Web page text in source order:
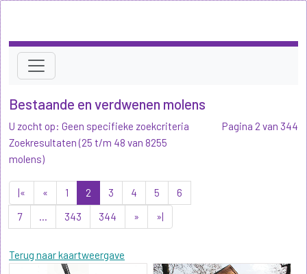
Bestaande en verdwenen molens
U zocht op: Geen specifieke zoekcriteria
Zoekresultaten (25 t/m 48 van 8255
molens)
|« « 1 2 3 4 5
6
7
... 343 344 » »|
Terug naar kaartweergave
Pagina 2 van 344